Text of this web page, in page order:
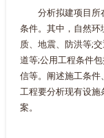
分析拟建项目所
条件。其中，自然环
质、地震、防洪等;
道等;公用工程条件
信等。阐述施工条件
工程要分析现有设施
案。